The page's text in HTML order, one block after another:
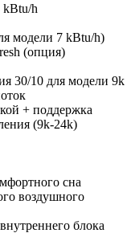
h
модели 7 kBtu/h)
(опция)
30/10 для модели 9k
+ поддержка
(9k-24k)
сна
воздушного
блока